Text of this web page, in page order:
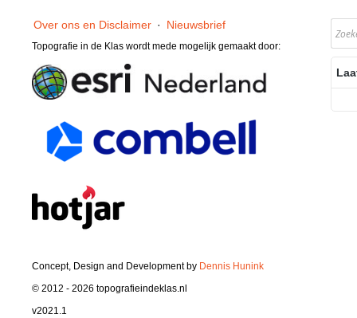
Over ons en Disclaimer · Nieuwsbrief
Topografie in de Klas wordt mede mogelijk gemaakt door:
Concept, Design and Development by Dennis Hunink
© 2012 - 2026 topografieindeklas.nl
v2021.1